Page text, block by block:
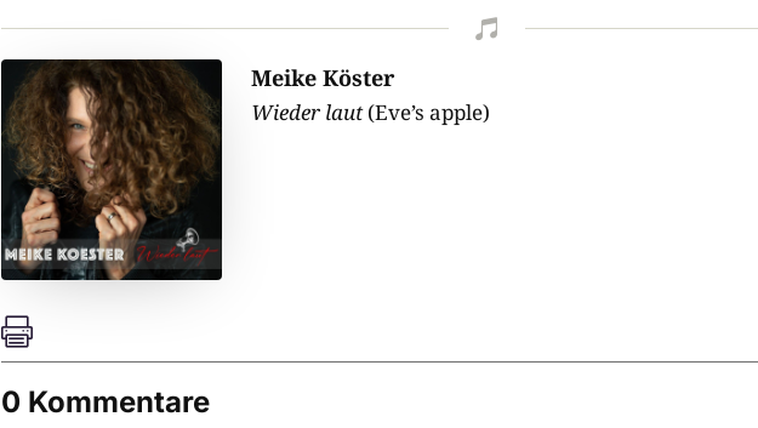

Meike Köster
Wieder laut(Eve’s apple)

0 Kommentare